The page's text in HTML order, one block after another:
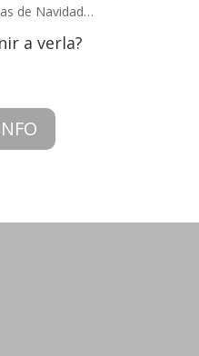
de Navidad…
a verla?